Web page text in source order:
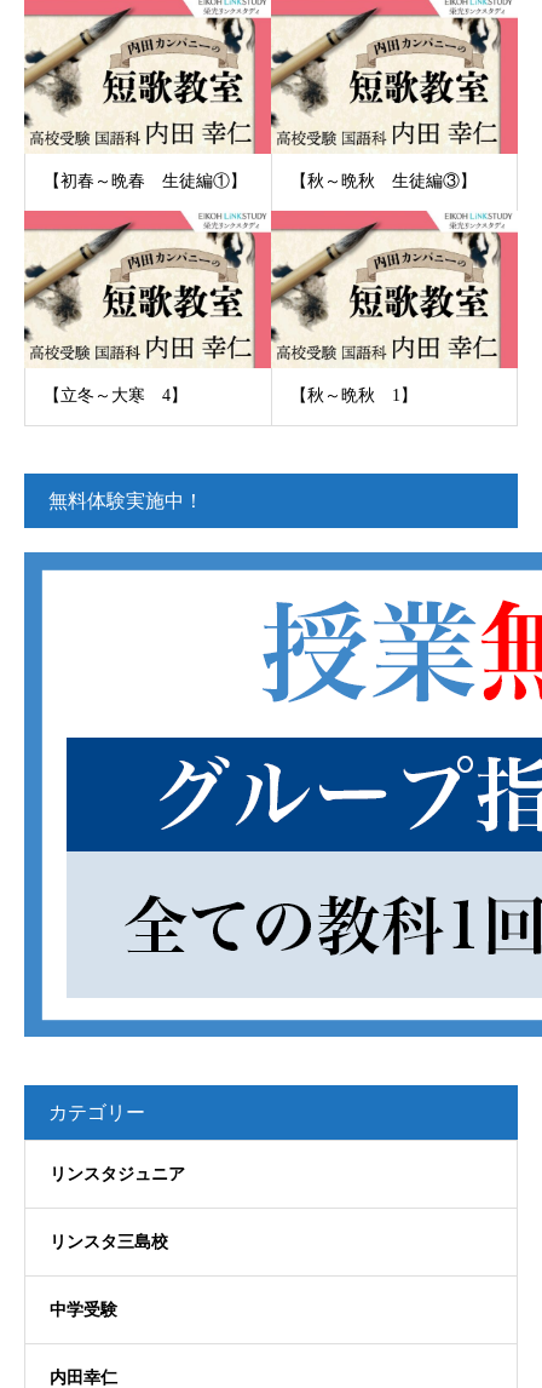
【初春～晩春 生徒編①】 【秋～晩秋 生徒編③】
【立冬～大寒 4】 【秋～晩秋 1】
無料体験実施中！
カテゴリー
リンスタジュニア
リンスタ三島校
中学受験
内田幸仁